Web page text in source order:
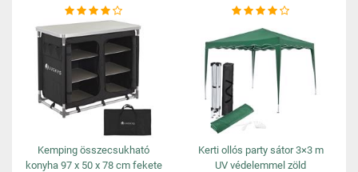
Kemping összecsukható
konyha 97 x 50 x 78 cm fekete
Kerti ollós party sátor 3×3 m
UV védelemmel zöld